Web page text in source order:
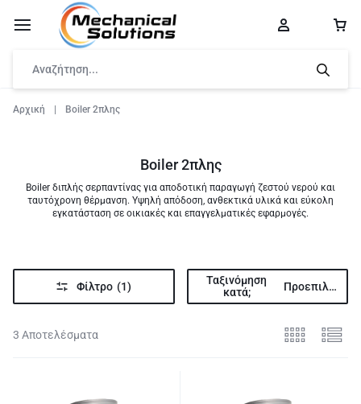
Αρχική Boiler 2πλης
Boiler 2πλης
Boiler διπλής σερπαντίνας για αποδοτική παραγωγή ζεστού νερού και
ταυτόχρονη θέρμανση. Υψηλή απόδοση, ανθεκτικά υλικά και εύκολη
εγκατάσταση σε οικιακές και επαγγελματικές εφαρμογές.
Φίλτρο (1)
Ταξινόμηση
κατά;
Προεπιλογή
3 Αποτελέσματα